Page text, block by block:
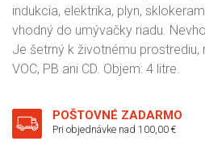
indukcia, elektrika, plyn,
vhodný do umývačky riadu.
Je šetrný k životnému prostrediu,
VOC, PB ani CD. Objem: 4 litre.
POŠTOVNÉ ZADARMO
Pri objednávke nad 100,00 €